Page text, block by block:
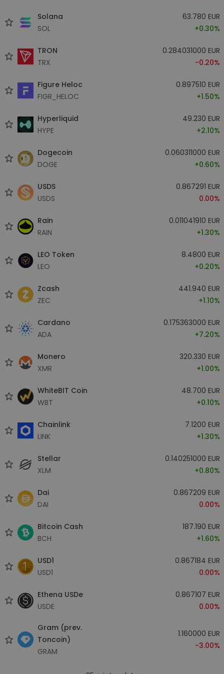
Solana
SOL
63.780 EUR
+0.30%
TRON
TRX
0.284031000 EUR
-0.20%
Figure Heloc
FIGR_HELOC
0.897510 EUR
+1.50%
Hyperliquid
HYPE
49.230 EUR
+2.10%
Dogecoin
DOGE
0.060311000 EUR
+0.60%
USDS
USDS
0.867291 EUR
0.00%
Rain
RAIN
0.011041910 EUR
+1.30%
LEO Token
LEO
8.4800 EUR
+0.20%
Zcash
ZEC
441.940 EUR
+1.10%
Cardano
ADA
0.175363000 EUR
+7.20%
Monero
XMR
320.330 EUR
+1.00%
WhiteBIT Coin
WBT
48.700 EUR
+0.10%
Chainlink
LINK
7.1200 EUR
+1.30%
Stellar
XLM
0.140251000 EUR
+0.80%
Dai
DAI
0.867209 EUR
0.00%
Bitcoin Cash
BCH
187.190 EUR
+1.60%
USD1
USD1
0.867184 EUR
0.00%
Ethena USDe
USDE
0.867107 EUR
0.00%
Gram (prev.
Toncoin)
GRAM
1.160000 EUR
-3.00%